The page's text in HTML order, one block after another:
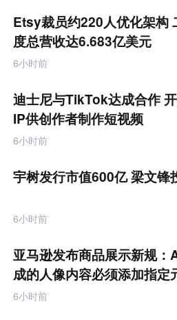
Etsy裁员约220人优化架构
度总营收达6.683亿美元
6小时前
迪士尼与TikTok达成合作
IP供创作者制作短视频
6小时前
宇树发行市值600亿 梁文锋
6小时前
亚马逊发布商品展示新规：
成的人像内容必须添加指定
据
6小时前